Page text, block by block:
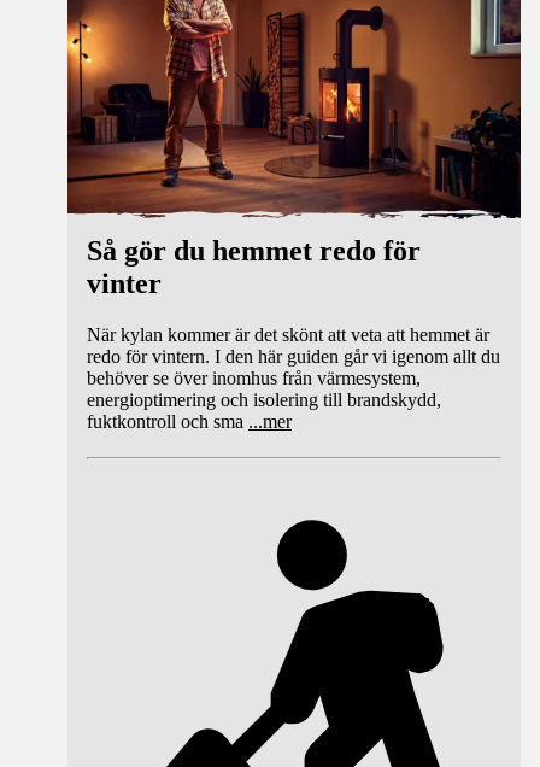
Så gör du hemmet redo för
vinter
När kylan kommer är det skönt att veta att hemmet är
redo för vintern. I den här guiden går vi igenom allt du
behöver se över inomhus från värmesystem,
energioptimering och isolering till brandskydd,
fuktkontroll och sma ...mer